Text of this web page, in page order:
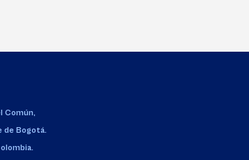
Común,
de Bogotá.